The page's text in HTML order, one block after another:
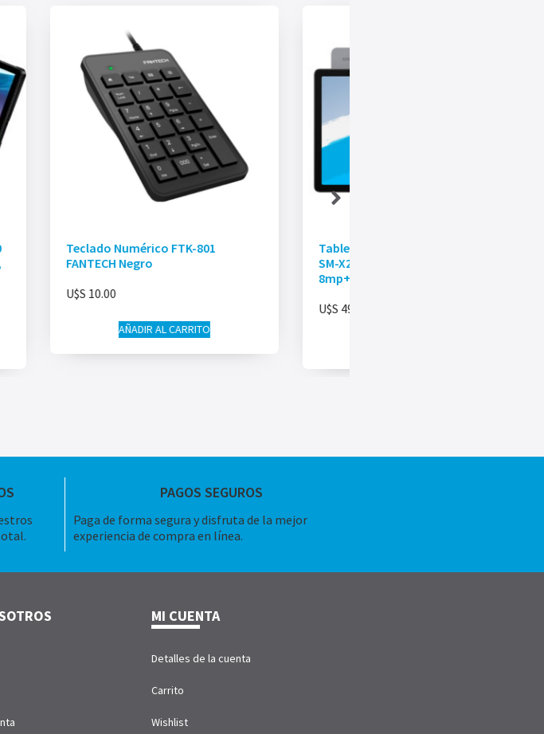
Teclado Numérico FTK-801
FANTECH Negro
U$S 10.00
AÑADIR AL CARRITO
Tablet Samsung GALAXY TAB A11+
SM-X230NZAEGTO 11” 8gb 256gb
8mp+5mp
U$S 499.00
PAGOS SEGUROS
Paga de forma segura y disfruta de la mejor
experiencia de compra en línea.
MI CUENTA
Detalles de la cuenta
Carrito
Wishlist